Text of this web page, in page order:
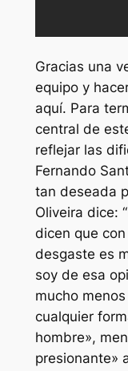
Gracias una
equipo y
aquí. Para
central de
reflejar las
Fernando
tan deseada
Oliveira dice:
dicen que
desgaste es
soy de esa
mucho
cualquier
hombre»,
presionante»